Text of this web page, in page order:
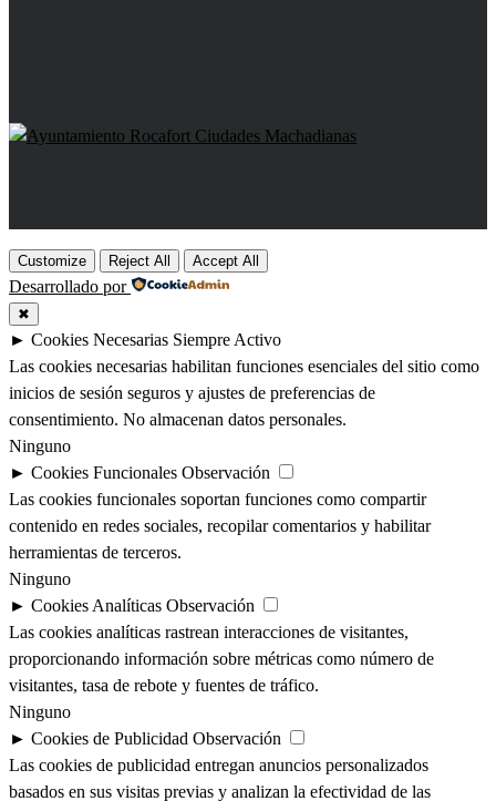
Customize Reject All Accept All
Desarrollado por
✖
► Cookies Necesarias Siempre Activo
Las cookies necesarias habilitan funciones esenciales del sitio como
inicios de sesión seguros y ajustes de preferencias de
consentimiento. No almacenan datos personales.
Ninguno
► Cookies Funcionales Observación
Las cookies funcionales soportan funciones como compartir
contenido en redes sociales, recopilar comentarios y habilitar
herramientas de terceros.
Ninguno
► Cookies Analíticas Observación
Las cookies analíticas rastrean interacciones de visitantes,
proporcionando información sobre métricas como número de
visitantes, tasa de rebote y fuentes de tráfico.
Ninguno
► Cookies de Publicidad Observación
Las cookies de publicidad entregan anuncios personalizados
basados en sus visitas previas y analizan la efectividad de las